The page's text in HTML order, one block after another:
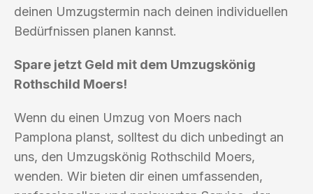
deinen Umzugstermin nach deinen individuellen
Bedürfnissen planen kannst.
Spare jetzt Geld mit dem Umzugskönig
Rothschild Moers!
Wenn du einen Umzug von Moers nach
Pamplona planst, solltest du dich unbedingt an
uns, den Umzugskönig Rothschild Moers,
wenden. Wir bieten dir einen umfassenden,